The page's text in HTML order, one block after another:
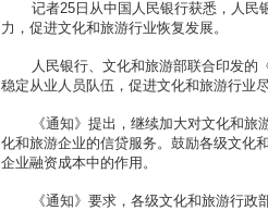
记者25日从中国人民银行获悉，人民银
力，促进文化和旅游行业恢复发展。
人民银行、文化和旅游部联合印发的《
稳定从业人员队伍，促进文化和旅游行业
《通知》提出，继续加大对文化和旅游
化和旅游企业的信贷服务。鼓励各级文化
企业融资成本中的作用。
《通知》要求，各级文化和旅游行政部